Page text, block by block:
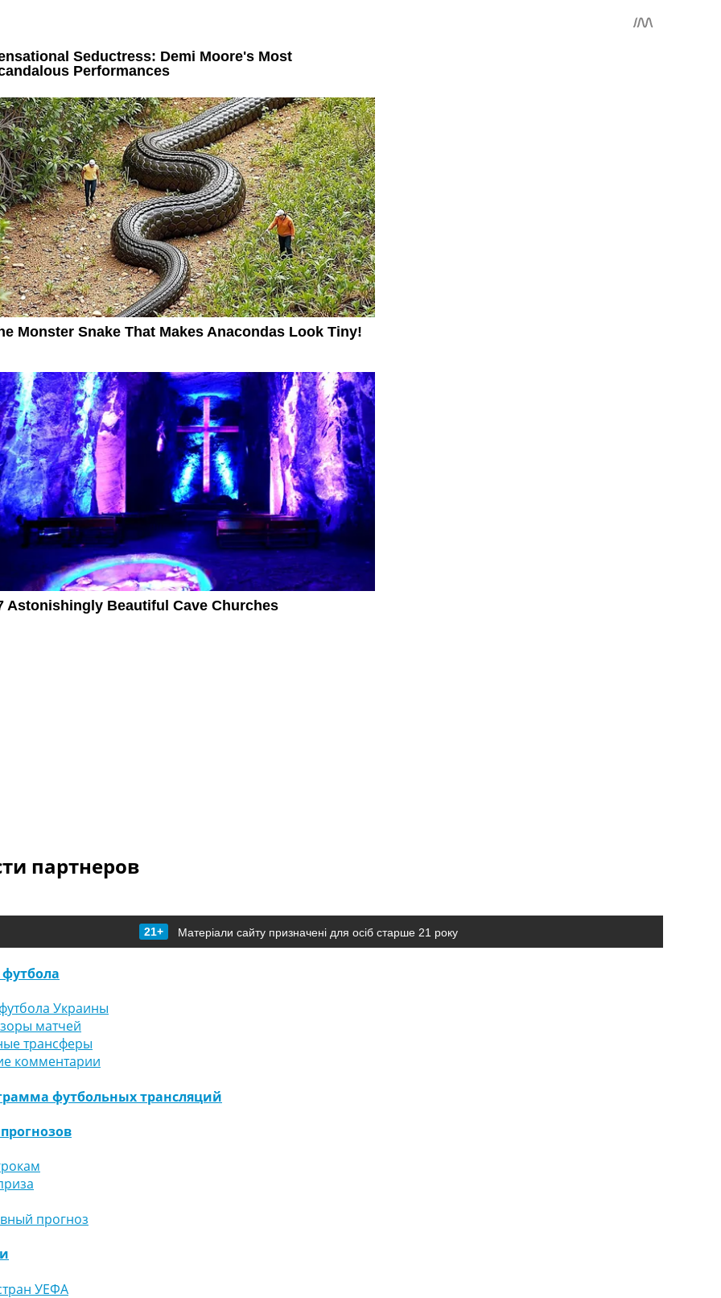
партнеров
21+ Матеріали сайту призначені для осіб старше 21 року
Украины
матчей
трансферы
комментарии
футбольных трансляций
прогноз
УЕФА